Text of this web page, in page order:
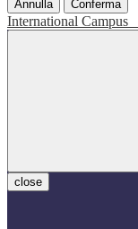
Annulla Conferma
International Campus
close